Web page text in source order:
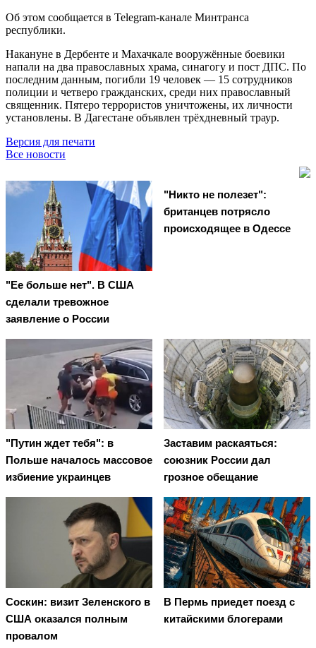
Об этом сообщается в Telegram-канале Минтранса
республики.
Накануне в Дербенте и Махачкале вооружённые боевики
напали на два православных храма, синагогу и пост ДПС. По
последним данным, погибли 19 человек — 15 сотрудников
полиции и четверо гражданских, среди них православный
священник. Пятеро террористов уничтожены, их личности
установлены. В Дагестане объявлен трёхдневный траур.
Версия для печати
Все новости
"Ее больше нет". В США
сделали тревожное
заявление о России
"Никто не полезет":
британцев потрясло
происходящее в Одессе
"Путин ждет тебя": в
Польше началось массовое
избиение украинцев
Заставим раскаяться:
союзник России дал
грозное обещание
Соскин: визит Зеленского в
США оказался полным
провалом
В Пермь приедет поезд с
китайскими блогерами